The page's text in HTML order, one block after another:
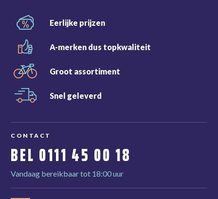
Eerlijke prijzen
A-merken dus topkwaliteit
Groot assortiment
Snel geleverd
CONTACT
BEL 0111 45 00 18
Vandaag bereikbaar tot 18:00 uur